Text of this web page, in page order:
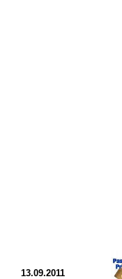
13.09.2011